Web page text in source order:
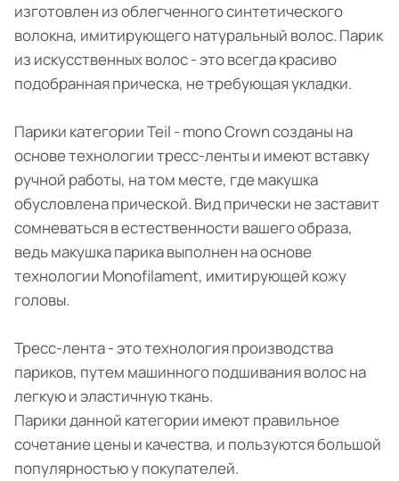
изготовлен из облегченного синтетического
волокна, имитирующего натуральный волос. Парик
из искусственных волос - это всегда красиво
подобранная прическа, не требующая укладки.
Парики категории Teil - mono Crown созданы на
основе технологии тресс-ленты и имеют вставку
ручной работы, на том месте, где макушка
обусловлена прической. Вид прически не заставит
сомневаться в естественности вашего образа,
ведь макушка парика выполнен на основе
технологии Monofilament, имитирующей кожу
головы.
Тресс-лента - это технология производства
париков, путем машинного подшивания волос на
легкую и эластичную ткань.
Парики данной категории имеют правильное
сочетание цены и качества, и пользуются большой
популярностью у покупателей.